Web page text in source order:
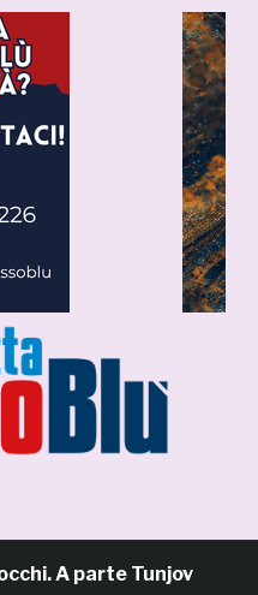
A parte Tunjov